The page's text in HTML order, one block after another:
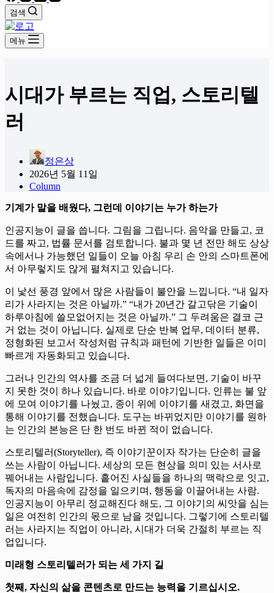
검색
메뉴
시대가 부르는 직업, 스토리텔
러
정은상
2026년 5월 11일
Column
기계가 말을 배웠다, 그런데 이야기는 누가 하는가
인공지능이 글을 씁니다. 그림을 그립니다. 음악을 만들고, 코
드를 짜고, 법률 문서를 검토합니다. 불과 몇 년 전만 해도 상상
속에서나 가능했던 일들이 오늘 아침 우리 손 안의 스마트폰에
서 아무렇지도 않게 펼쳐지고 있습니다.
이 낯선 풍경 앞에서 많은 사람들이 불안을 느낍니다. “내 일자
리가 사라지는 것은 아닐까.” “내가 20년간 갈고닦은 기술이
하루아침에 쓸모없어지는 것은 아닐까.” 그 두려움은 결코 근
거 없는 것이 아닙니다. 실제로 단순 반복 업무, 데이터 분류,
정형화된 보고서 작성처럼 규칙과 패턴에 기반한 일들은 이미
빠르게 자동화되고 있습니다.
그러나 인간의 역사를 조금 더 넓게 들여다보면, 기술이 바꾸
지 못한 것이 하나 있습니다. 바로 이야기입니다. 인류는 불 앞
에 모여 이야기를 나눴고, 종이 위에 이야기를 새겼고, 화면을
통해 이야기를 전했습니다. 도구는 바뀌었지만 이야기를 원하
는 인간의 본능은 단 한 번도 바뀐 적이 없습니다.
스토리텔러(Storyteller), 즉 이야기꾼이자 작가는 단순히 글을
쓰는 사람이 아닙니다. 세상의 모든 현상을 의미 있는 서사로
꿰어내는 사람입니다. 흩어진 사실들을 하나의 맥락으로 잇고,
독자의 마음속에 감정을 일으키며, 행동을 이끌어내는 사람.
인공지능이 아무리 정교해진다 해도, 그 이야기의 씨앗을 심는
일은 여전히 인간의 몫으로 남을 것입니다. 그렇기에 스토리텔
러는 사라지는 직업이 아니라, 시대가 더욱 간절히 부르는 직
업입니다.
미래형 스토리텔러가 되는 세 가지 길
첫째, 자신의 삶을 콘텐츠로 만드는 능력을 기르십시오.